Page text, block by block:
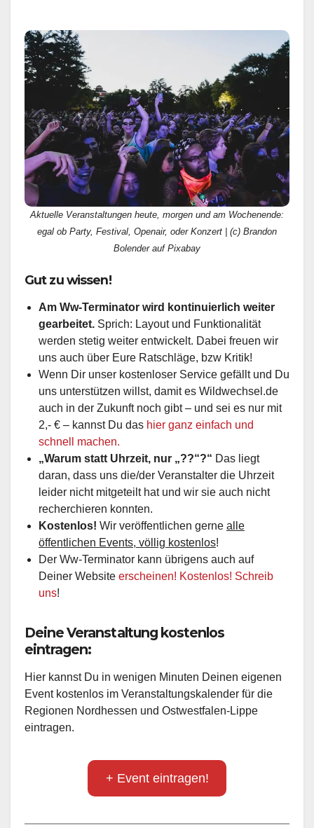
Aktuelle Veranstaltungen heute, morgen und am Wochenende:
egal ob Party, Festival, Openair, oder Konzert | (c) Brandon
Bolender auf Pixabay
Gut zu wissen!
Am Ww-Terminator wird kontinuierlich weiter
gearbeitet. Sprich: Layout und Funktionalität
werden stetig weiter entwickelt. Dabei freuen wir
uns auch über Eure Ratschläge, bzw Kritik!
Wenn Dir unser kostenloser Service gefällt und Du
uns unterstützen willst, damit es Wildwechsel.de
auch in der Zukunft noch gibt – und sei es nur mit
2,- € – kannst Du das hier ganz einfach und
schnell machen.
„Warum statt Uhrzeit, nur „??“?“ Das liegt
daran, dass uns die/der Veranstalter die Uhrzeit
leider nicht mitgeteilt hat und wir sie auch nicht
recherchieren konnten.
Kostenlos! Wir veröffentlichen gerne alle
öffentlichen Events, völlig kostenlos!
Der Ww-Terminator kann übrigens auch auf
Deiner Website erscheinen! Kostenlos! Schreib
uns!
Deine Veranstaltung kostenlos
eintragen:
Hier kannst Du in wenigen Minuten Deinen eigenen
Event kostenlos im Veranstaltungskalender für die
Regionen Nordhessen und Ostwestfalen-Lippe
eintragen.
+ Event eintragen!